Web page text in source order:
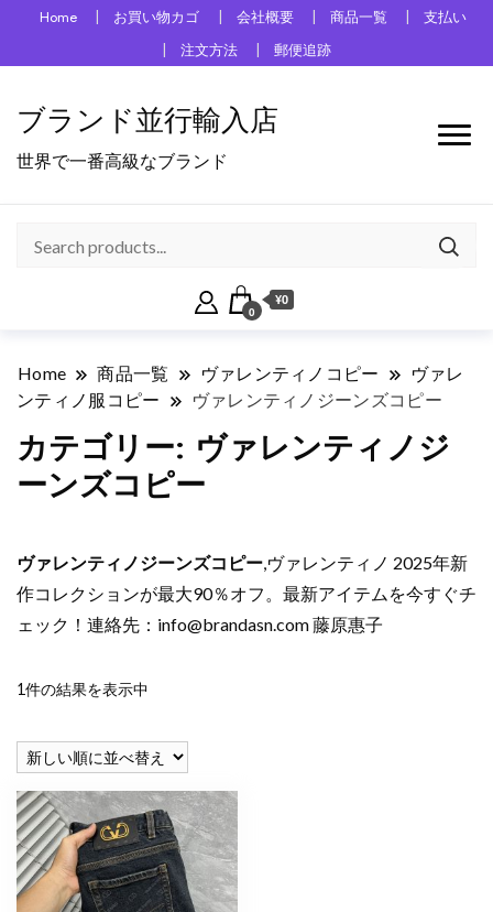
Home お買い物カゴ 会社概要 商品一覧
支払い
注文方法
郵便追跡
ブランド並行輸入店
世界で一番高級なブランド
0
¥0
Home 商品一覧 ヴァレンティノコピー
ヴァレ
ンティノ服コピー
ヴァレンティノジーンズコピー
カテゴリー: ヴァレンティノジ
ーンズコピー
ヴァレンティノジーンズコピー,ヴァレンティノ 2025年新
作コレクションが最大90％オフ。最新アイテムを今すぐチ
ェック！連絡先： info@brandasn.com藤原惠子
1件の結果を表示中